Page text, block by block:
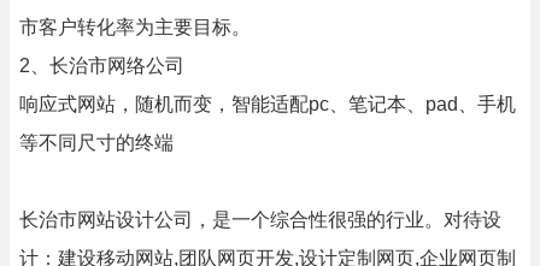
市客户转化率为主要目标。
2、长治市网络公司
响应式网站，随机而变，智能适配pc、笔记本、pad、手机
等不同尺寸的终端
长治市网站设计公司，是一个综合性很强的行业。对待设
计：建设移动网站,团队网页开发,设计定制网页,企业网页制